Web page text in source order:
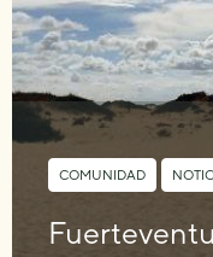
COMUNIDAD